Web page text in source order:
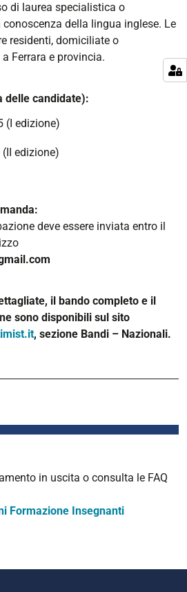
di laurea specialistica o
della lingua inglese. Le
residenti, domiciliate o
Ferrara e provincia.
delle candidate):
(I edizione)
edizione)
deve essere inviata entro il
il bando completo e il
sono disponibili sul sito
, sezione Bandi – Nazionali.
in uscita o consulta le FAQ
Formazione Insegnanti